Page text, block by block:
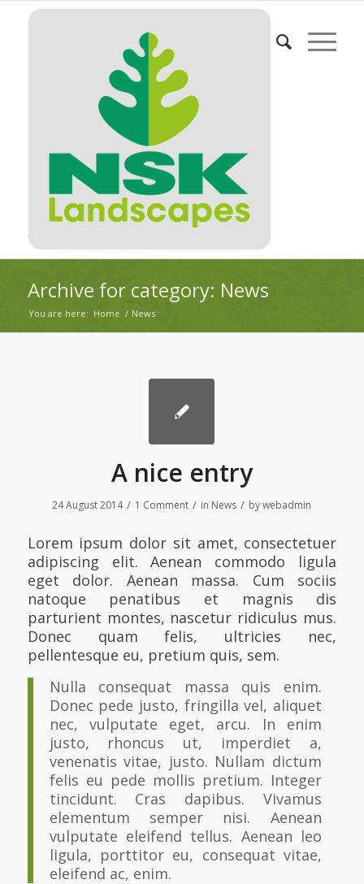
Archive for category: News
You are here: Home / News
A nice entry
24 August 2014 / 1 Comment / in News / bywebadmin
Lorem ipsum dolor sit amet, consectetuer
adipiscing elit. Aenean commodo ligula
eget dolor. Aenean massa. Cum sociis
natoque penatibus et magnis dis
parturient montes, nascetur ridiculus mus.
Donec quam felis, ultricies nec,
pellentesque eu, pretium quis, sem.
Nulla consequat massa quis enim.
Donec pede justo, fringilla vel, aliquet
nec, vulputate eget, arcu. In enim
justo, rhoncus ut, imperdiet a,
venenatis vitae, justo. Nullam dictum
felis eu pede mollis pretium. Integer
tincidunt. Cras dapibus. Vivamus
elementum semper nisi. Aenean
vulputate eleifend tellus. Aenean leo
ligula, porttitor eu, consequat vitae,
eleifend ac, enim.